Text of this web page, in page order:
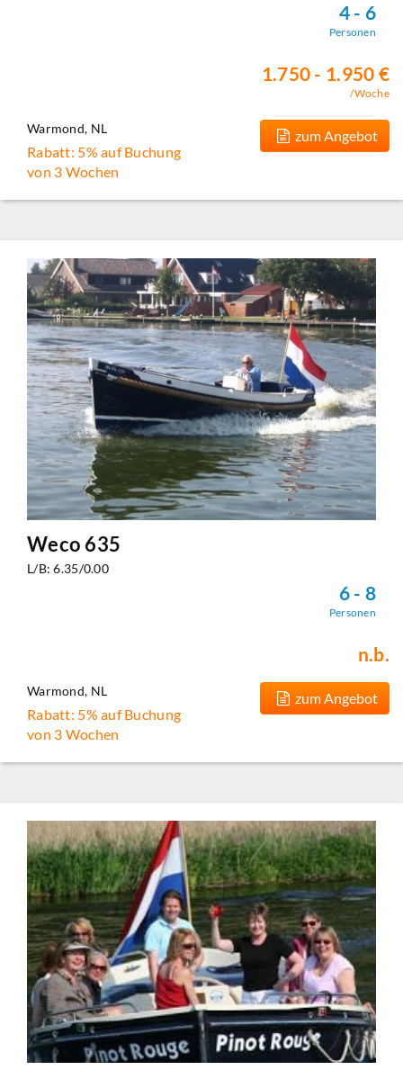
4 - 6
Personen
1.750 - 1.950 €
/Woche
Warmond, NL
Rabatt: 5% auf Buchung
von 3 Wochen
zum Angebot
Weco 635
L/B: 6.35/0.00
6 - 8
Personen
n.b.
Warmond, NL
Rabatt: 5% auf Buchung
von 3 Wochen
zum Angebot